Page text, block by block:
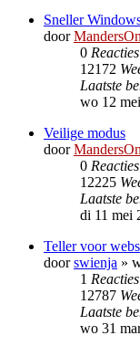
Sneller
door
0 Reacties
12172
Laatste
wo 12
Veilige modus
door
0 Reacties
12225
Laatste
di 11 mei
Teller voor
doorswienja »
1 Reacties
12787
Laatste
wo 31